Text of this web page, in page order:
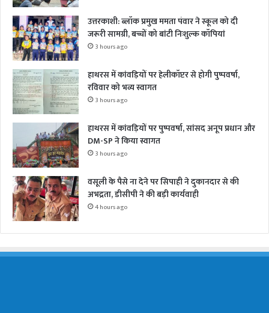
उत्तरकाशी: ब्लॉक प्रमुख ममता पंवार ने स्कूल को दी
जरूरी सामग्री, बच्चों को बांटी निःशुल्क कॉपियां
3 hours ago
हाथरस में कांवड़ियों पर हेलीकॉप्टर से होगी पुष्पवर्षा,
रविवार को भव्य स्वागत
3 hours ago
हाथरस में कांवड़ियों पर पुष्पवर्षा, सांसद अनूप प्रधान और
DM-SP ने किया स्वागत
3 hours ago
वसूली के पैसे ना देने पर सिपाही ने दुकानदार से की
अभद्रता, डीसीपी ने की बड़ी कार्यवाही
4 hours ago